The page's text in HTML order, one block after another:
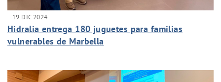
19 DIC 2024
Hidralia entrega 180 juguetes para familias
vulnerables de Marbella